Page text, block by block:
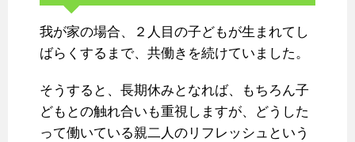
我が家の場合、２人目の子どもが生まれてし
ばらくするまで、共働きを続けていました。
そうすると、長期休みとなれば、もちろん子
どもとの触れ合いも重視しますが、どうした
って働いている親二人のリフレッシュという